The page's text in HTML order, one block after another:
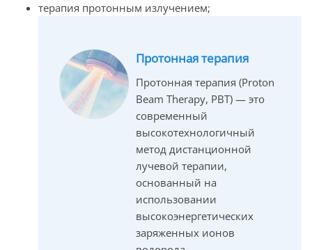
терапия протонным излучением;
Протонная терапия
Протонная терапия (Proton
Beam Therapy, PBT) — это
современный
высокотехнологичный
метод дистанционной
лучевой терапии,
основанный на
использовании
высокоэнергетических
заряженных ионов